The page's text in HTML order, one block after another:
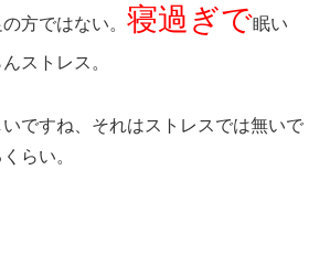
方ではない。 寝過ぎで眠い
ストレス。
ですね、それはストレスでは無いで
らい。